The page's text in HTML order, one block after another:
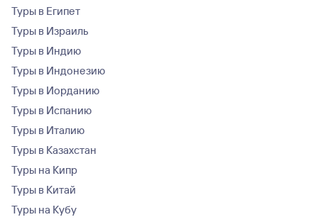
Туры в Египет
Туры в Израиль
Туры в Индию
Туры в Индонезию
Туры в Иорданию
Туры в Испанию
Туры в Италию
Туры в Казахстан
Туры на Кипр
Туры в Китай
Туры на Кубу